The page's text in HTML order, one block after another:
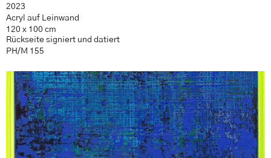
2023
Acryl auf Leinwand
120 x 100 cm
Rückseite signiert und datiert
PH/M 155